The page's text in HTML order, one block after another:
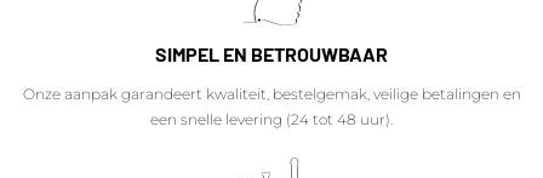
SIMPEL EN BETROUWBAAR
Onze aanpak garandeert kwaliteit, bestelgemak, veilige betalingen en
een snelle levering (24 tot 48 uur).